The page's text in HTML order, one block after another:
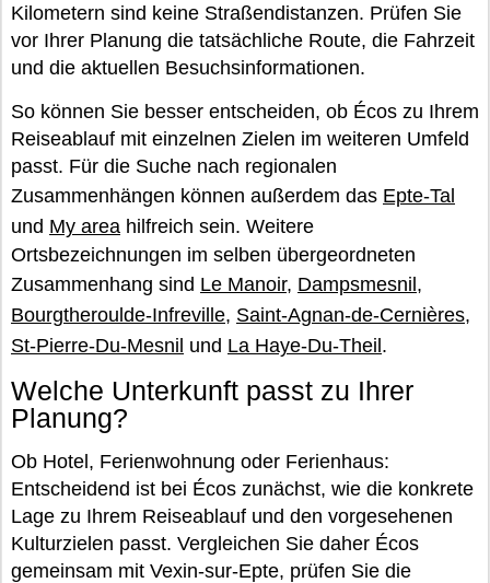
Kilometern sind keine Straßendistanzen. Prüfen Sie
vor Ihrer Planung die tatsächliche Route, die Fahrzeit
und die aktuellen Besuchsinformationen.
So können Sie besser entscheiden, ob Écos zu Ihrem
Reiseablauf mit einzelnen Zielen im weiteren Umfeld
passt. Für die Suche nach regionalen
Zusammenhängen können außerdem das Epte-Tal
und My area hilfreich sein. Weitere
Ortsbezeichnungen im selben übergeordneten
Zusammenhang sind Le Manoir, Dampsmesnil,
Bourgtheroulde-Infreville, Saint-Agnan-de-Cernières,
St-Pierre-Du-Mesnil und La Haye-Du-Theil.
Welche Unterkunft passt zu Ihrer
Planung?
Ob Hotel, Ferienwohnung oder Ferienhaus:
Entscheidend ist bei Écos zunächst, wie die konkrete
Lage zu Ihrem Reiseablauf und den vorgesehenen
Kulturzielen passt. Vergleichen Sie daher Écos
gemeinsam mit Vexin-sur-Epte, prüfen Sie die